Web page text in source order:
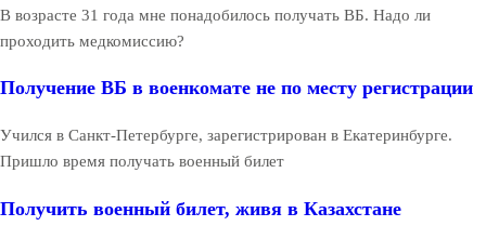
В возрасте 31 года мне понадобилось получать ВБ. Надо ли
проходить медкомиссию?
Получение ВБ в военкомате не по месту регистрации
Учился в Санкт-Петербурге, зарегистрирован в Екатеринбурге.
Пришло время получать военный билет
Получить военный билет, живя в Казахстане